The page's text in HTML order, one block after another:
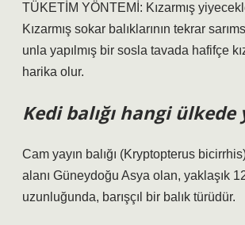
TÜKETİM YÖNTEMİ: Kızarmış
Kızarmış sokar balıklarının tekrar
unla yapılmış bir sosla tavada hafifçe
harika olur.
Kedi balığı hangi ülkede
Cam yayın balığı (Kryptopterus
alanı Güneydoğu Asya olan, yaklaşık
uzunluğunda, barışçıl bir balık türüdür.